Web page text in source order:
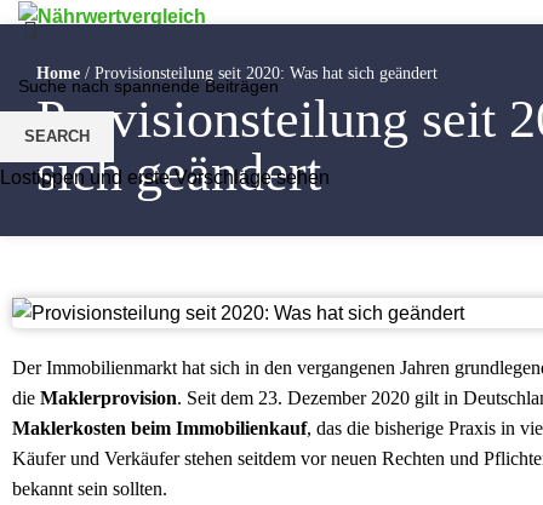
BEWEGUNG UND SPORT
ERNÄHRUNG
Menu
Home / Provisionsteilung seit 2020: Was hat sich geändert
Provisionsteilung seit
sich geändert
Der Immobilienmarkt hat sich in den vergangenen Jahren
die Maklerprovision. Seit dem 23. Dezember 2020 gilt in
Maklerkosten beim Immobilienkauf, das die bisherige Praxis in
Käufer und Verkäufer stehen seitdem vor neuen Rechten und
bekannt sein sollten.
SEARCH
Lostippen und erste Vorschläge sehen